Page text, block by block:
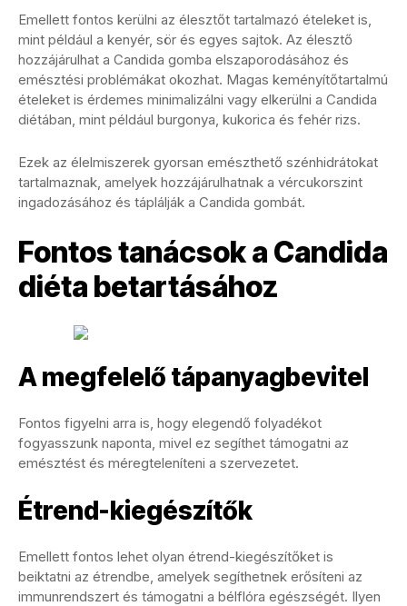
Emellett fontos kerülni az élesztőt tartalmazó ételeket is,
mint például a kenyér, sör és egyes sajtok. Az élesztő
hozzájárulhat a Candida gomba elszaporodásához és
emésztési problémákat okozhat. Magas keményítőtartalmú
ételeket is érdemes minimalizálni vagy elkerülni a Candida
diétában, mint például burgonya, kukorica és fehér rizs.
Ezek az élelmiszerek gyorsan emészthető szénhidrátokat
tartalmaznak, amelyek hozzájárulhatnak a vércukorszint
ingadozásához és táplálják a Candida gombát.
Fontos tanácsok a Candida
diéta betartásához
A megfelelő tápanyagbevitel
Fontos figyelni arra is, hogy elegendő folyadékot
fogyasszunk naponta, mivel ez segíthet támogatni az
emésztést és méregteleníteni a szervezetet.
Étrend-kiegészítők
Emellett fontos lehet olyan étrend-kiegészítőket is
beiktatni az étrendbe, amelyek segíthetnek erősíteni az
immunrendszert és támogatni a bélflóra egészségét. Ilyen